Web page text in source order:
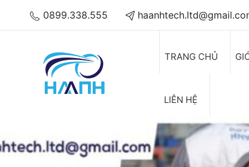
0899.338.555
TRANG CHỦ
LIÊN HỆ